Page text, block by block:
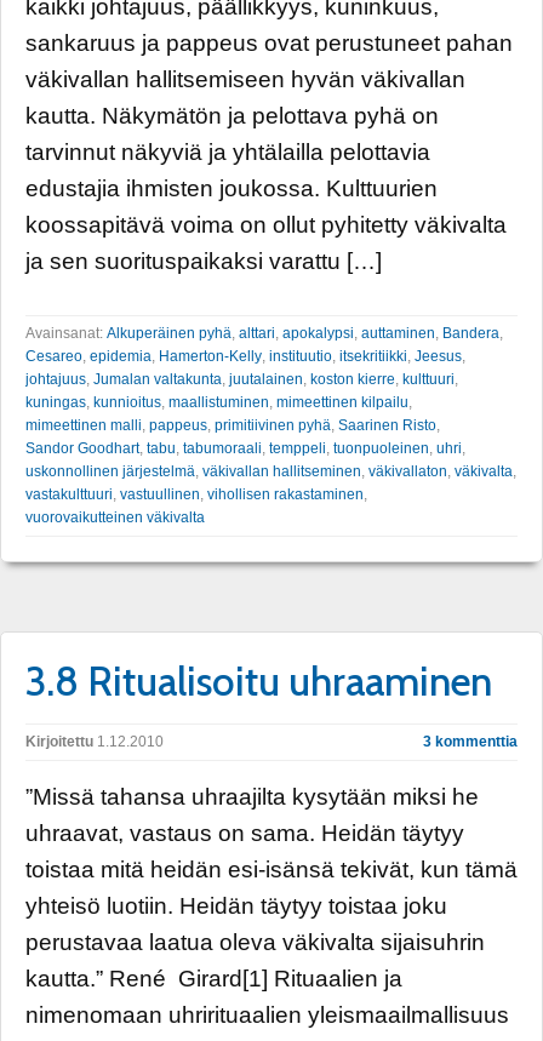
kaikki johtajuus, päällikkyys, kuninkuus,
sankaruus ja pappeus ovat perustuneet pahan
väkivallan hallitsemiseen hyvän väkivallan
kautta. Näkymätön ja pelottava pyhä on
tarvinnut näkyviä ja yhtälailla pelottavia
edustajia ihmisten joukossa. Kulttuurien
koossapitävä voima on ollut pyhitetty väkivalta
ja sen suorituspaikaksi varattu […]
Avainsanat: Alkuperäinen pyhä alttari apokalypsi auttaminen Bandera
Cesareo epidemia Hamerton-Kelly instituutio itsekritiikki Jeesus
johtajuus Jumalan valtakunta juutalainen koston kierre kulttuuri
kuningas kunnioitus maallistuminen mimeettinen kilpailu
mimeettinen malli pappeus primitiivinen pyhä Saarinen Risto
Sandor Goodhart, tabu tabumoraali temppeli tuonpuoleinen uhri
uskonnollinen järjestelmä väkivallan hallitseminen väkivallaton väkivalta
vastakulttuuri vastuullinen vihollisen rakastaminen
vuorovaikutteinen väkivalta
3.8 Ritualisoitu uhraaminen
Kirjoitettu 1.12.2010 3 kommenttia
”Missä tahansa uhraajilta kysytään miksi he
uhraavat, vastaus on sama. Heidän täytyy
toistaa mitä heidän esi-isänsä tekivät, kun tämä
yhteisö luotiin. Heidän täytyy toistaa joku
perustavaa laatua oleva väkivalta sijaisuhrin
kautta.” René Girard[1] Rituaalien ja
nimenomaan uhrirituaalien yleismaailmallisuus